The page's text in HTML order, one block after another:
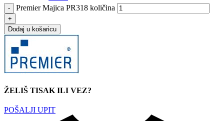
Premier Majica PR318 količina
Dodaj u košaricu
ŽELIŠ TISAK ILI VEZ?
POŠALJI UPIT